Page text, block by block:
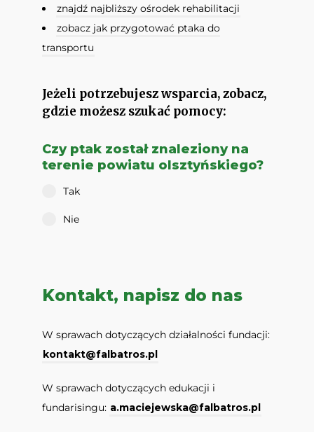
znajdź najbliższy ośrodek rehabilitacji
zobacz jak przygotować ptaka do
transportu
Jeżeli potrzebujesz wsparcia, zobacz,
gdzie możesz szukać pomocy:
Czy ptak został znaleziony na
terenie powiatu olsztyńskiego?
Tak
Nie
Kontakt, napisz do nas
W sprawach dotyczących działalności fundacji:
kontakt@falbatros.pl
W sprawach dotyczących edukacji i
fundarisingu: a.maciejewska@falbatros.pl